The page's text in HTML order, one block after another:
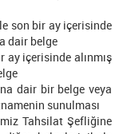
son bir ay içerisinde
dair belge
içerisinde alınmış
dair bir belge veya
sunulması
Tahsilat Şefliğine